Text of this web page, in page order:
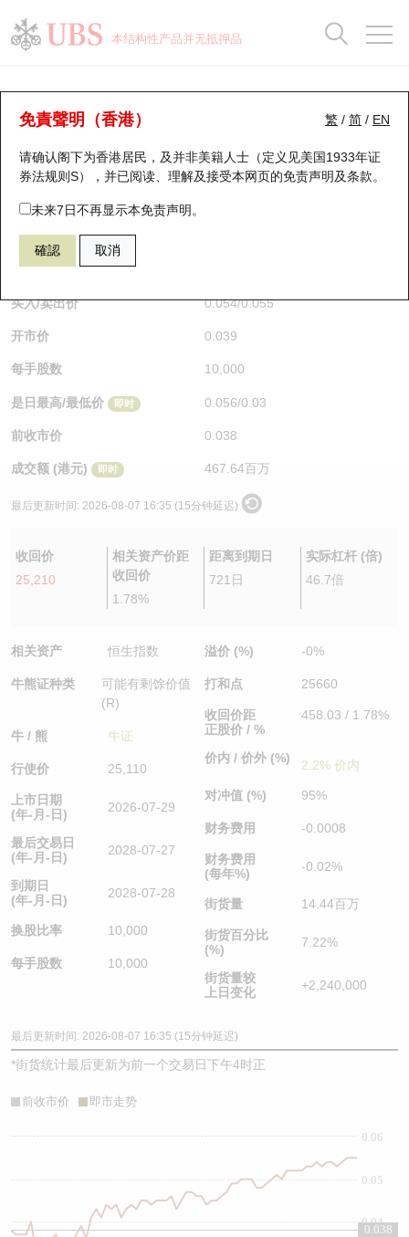
本结构性产品并无抵押品
繁 / 简 / EN
免責聲明（香港）
请确认阁下为香港居民，及并非美籍人士（定义见美国1933年证
券法规则S），并已阅读、理解及接受本网页的免责声明及条款。
未来7日不再显示本免责声明。
確認 取消
牛熊证分析仪
表现 街货统计 比较
67438 瑞银牛证 HSI 恒生指数
$0.055 0.017
买入/卖出价 0.054/0.055
开市价 0.039
每手股数 10,000
是日最高/最低价 即时 0.056/0.03
前收市价 0.038
成交额 (港元) 即时 467.64百万
最后更新时间: 2026-08-07 16:35 (15分钟延迟)
收回价
25,210
相关资产价距
收回价
1.78%
距离到期日
721日
实际杠杆 (倍)
46.7倍
相关资产 恒生指数
牛熊证种类
可能有剩馀价值
(R)
牛 / 熊 牛证
行使价 25,110
上市日期
(年-月-日)
2026-07-29
最后交易日
(年-月-日)
2028-07-27
到期日
(年-月-日)
2028-07-28
换股比率 10,000
每手股数 10,000
溢价 (%) -0%
打和点 25660
收回价距
正股价 / %
458.03 / 1.78%
价内 / 价外 (%) 2.2% 价内
对冲值 (%) 95%
财务费用 -0.0008
财务费用
(每年%)
-0.02%
街货量 14.44百万
街货百分比
(%)
7.22%
街货量较
上日变化
+2,240,000
最后更新时间: 2026-08-07 16:35 (15分钟延迟)
*街货统计最后更新为前一个交易日下午4时正
前收市价 即市走势
0.04
0.05
0.06
0.038
瑞银认股证一览
新发行瑞银认股证
即将到期认股证
认股证到期结算价查找
认股证分析仪
认股证速算机
认股证/牛熊证日志
认股证文件及公告
街货统计
比较
牛熊全景快搜
牛熊证搜寻
牛熊证街货分布图
正股牛熊证列表
新发行瑞银牛熊证
已收回牛熊证剩余价值
牛熊证到期结算价查找
牛熊证分析仪
牛熊证文件及公告
街货统计
比较
十大升幅/跌幅
十大认股证成交分布
十天股证占大市成交
资金流
街货统计
三十大平均引伸波幅
正股分析仪
二十大活跃股份
恒指成份股
国指成份股
科指成份股
相关资产沽空
中资ETFs溢价比较
AH 股价对照
持股比重
显示所有持股比重
每月轮证大市专题
轮证专栏
讲座及教育短片
认股证投资者教育
牛熊证投资者教育
认股证牛熊证常问问题